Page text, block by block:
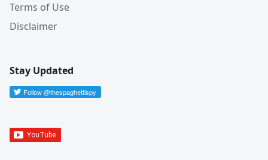
Terms of Use
Disclaimer
Stay Updated